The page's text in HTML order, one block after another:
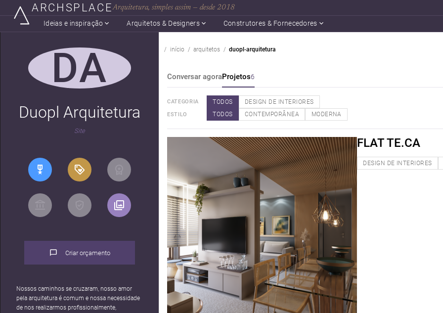
ARCHSPLACEArquitetura, simples assim — desde 2018
Ideias e inspiração Arquitetos & Designers Construtores & Fornecedores
DA
Duopl Arquitetura
Site
Criar orçamento
Nossos caminhos se cruzaram, nosso amor
pela arquitetura é comum e nossa necessidade
de nos realizarmos profissionalmente,
início arquitetos duopl-arquitetura
Conversar agoraProjetos6
CATEGORIA TODOS DESIGN DE INTERIORES
ESTILO TODOS CONTEMPORÂNEA MODERNA
FLAT TE.CA
DESIGN DE INTERIORES